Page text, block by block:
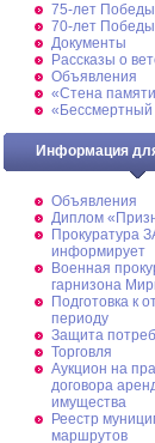
75-лет Победы
70-лет Победы
Документы
Рассказы о
Объявления
«Стена
«Бессмертный
Информация
Объявления
Диплом
Прокуратура
информирует
Военная
гарнизона
Подготовка к
периоду
Защита
Торговля
Аукцион на
договора
имущества
Реестр
маршрутов